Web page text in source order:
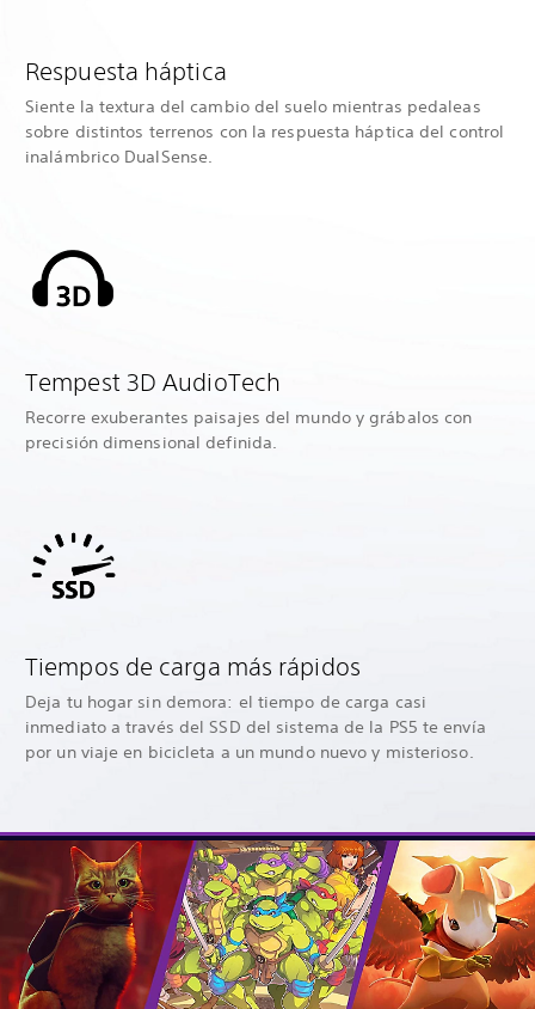
Respuesta háptica
Siente la textura del cambio del suelo mientras pedaleas
sobre distintos terrenos con la respuesta háptica del control
inalámbrico DualSense.
Tempest 3D AudioTech
Recorre exuberantes paisajes del mundo y grábalos con
precisión dimensional definida.
Tiempos de carga más rápidos
Deja tu hogar sin demora: el tiempo de carga casi
inmediato a través del SSD del sistema de la PS5 te envía
por un viaje en bicicleta a un mundo nuevo y misterioso.